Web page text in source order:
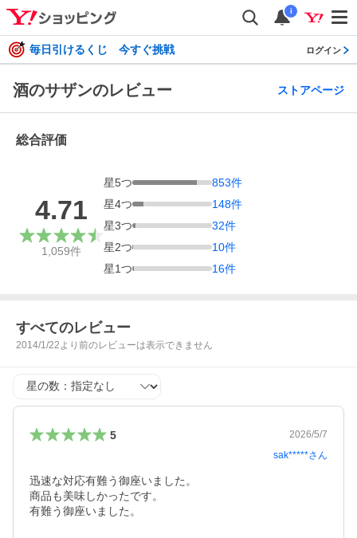
i
毎日引けるくじ 今すぐ挑戦 ログイン
酒のサザンのレビュー ストアページ
総合評価
4.71
1,059件
星5つ 853件
星4つ 148件
星3つ 32件
星2つ 10件
星1つ 16件
すべてのレビュー
2014/1/22より前のレビューは表示できません
星の数
5
2026/5/7
sak*****さん
迅速な対応有難う御座いました。
商品も美味しかったです。
有難う御座いました。